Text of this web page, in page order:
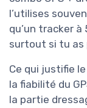
l’utilises
qu’un tracker à
surtout si tu as
Ce qui justifie
la fiabilité du
la partie